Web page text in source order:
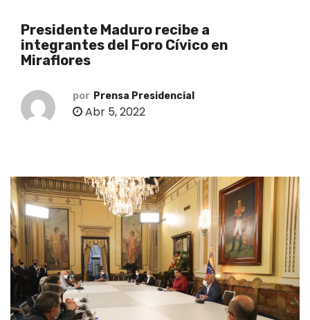
Presidente Maduro recibe a
integrantes del Foro Cívico en
Miraflores
por Prensa Presidencial
Abr 5, 2022